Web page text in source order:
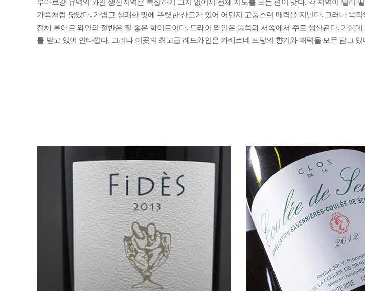
가족처럼 닮았다. 가볍고 상쾌한 맛에 뚜렷한 산도가 있어 어딘지 고풍스런 매력을 지닌다. 그러나 묵
를 받고 있어 안타깝다. 그러나 이곳의 최고급 레드와인은 카베르네 프랑의 향기와 매력을 모두 담고 있